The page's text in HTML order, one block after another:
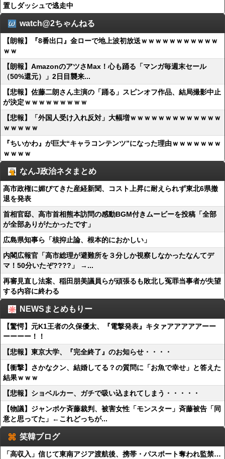
置しダッシュで逃走中
watch@2ちゃんねる
【朗報】『8番出口』金ローで地上波初放送ｗｗｗｗｗｗｗｗｗｗｗ
ｗｗ
【朗報】AmazonのアツさMax！心も踊る「マンガ毎週末セール
（50%還元）」2日目襲来...
【悲報】佐藤二朗さん主演の「踊る」スピンオフ作品、結局撮影中止
が決定ｗｗｗｗｗｗｗｗｗ
【悲報】「外国人受け入れ反対」大幅増ｗｗｗｗｗｗｗｗｗｗｗｗｗ
ｗｗｗｗｗ
『ちいかわ』が巨大“キャラコンテンツ”になった理由ｗｗｗｗｗｗｗ
ｗｗｗｗ
なんJ政治ネタまとめ
高市政権に媚びてきた産経新聞、コスト上昇に耐えられず東北6県撤
退を発表
首相官邸、高市首相熊本訪問の感動BGM付きムービーを投稿「全部
が全部ありがたかったです」
広島県知事ら「核抑止論、根本的におかしい」
内閣広報官「高市総理が避難所を３分しか視察しなかったなんてデ
マ！50分いたぞ????」 →...
再審見直し法案、稲田朋美議員らが頑張るも敗北し冤罪当事者が失望
する内容に終わる
NEWSまとめもりー
【驚愕】元K1王者の久保優太、『電撃発表』キタァアアアアアーー
ーーーー！！
【悲報】東京大学、『完全終了』のお知らせ・・・・
【衝撃】さかなクン、結婚してる？の質問に「お魚で幸せ」と答えた
結果ｗｗｗ
【悲報】ショベルカー、ガチで吸い込まれてしまう・・・・・
【物議】ジャンポケ斉藤裁判、被害女性「モンスター」斉藤被告「同
意と思ってた」←これどっちが...
笑韓ブログ
「高収入」信じて東南アジア渡航後、携帯・パスポート奪われ監禁…